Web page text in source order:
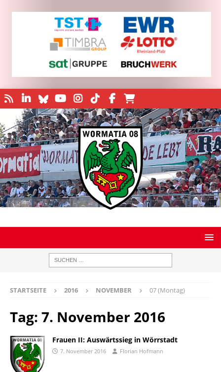
STARTSEITE 2016 NOVEMBER 07 (Montag)
Tag: 7. November 2016
Frauen II: Auswärtssieg in Wörrstadt
7. November 2016 Florian Hofmann